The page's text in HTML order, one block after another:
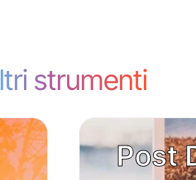
strumenti
Post